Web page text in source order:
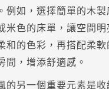
例如，選擇簡單的木製
米色的床單，讓空間
和的色彩，再搭配柔軟
間，增添舒適感。
的另一個重要元素是